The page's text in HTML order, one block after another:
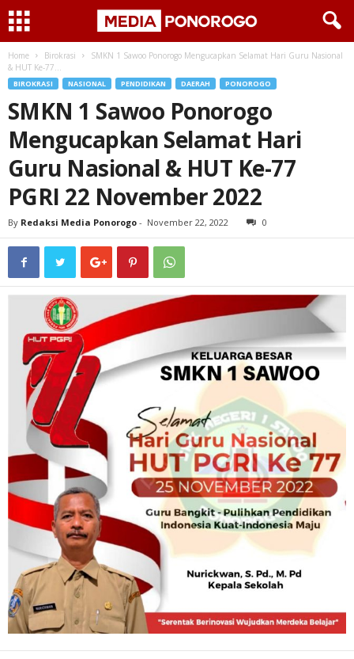
Home Birokrasi
SMKN 1 Sawoo Ponorogo Mengucapkan Selamat Hari Guru Nasional
& HUT Ke-77...
BIROKRASI NASIONAL PENDIDIKAN DAERAH PONOROGO
SMKN 1 Sawoo Ponorogo
Mengucapkan Selamat Hari
Guru Nasional & HUT Ke-77
PGRI 22 November 2022
By Redaksi Media Ponorogo - November 22, 2022 0